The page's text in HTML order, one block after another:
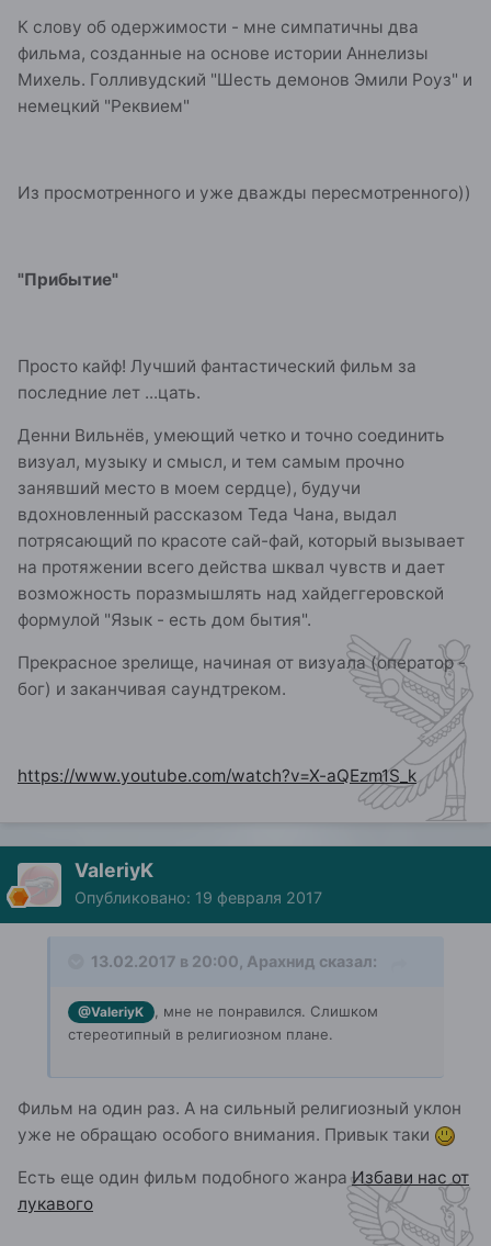
К слову об одержимости - мне симпатичны два
фильма, созданные на основе истории Аннелизы
Михель. Голливудский "Шесть демонов Эмили Роуз" и
немецкий "Реквием"
Из просмотренного и уже дважды пересмотренного))
"Прибытие"
Просто кайф! Лучший фантастический фильм за
последние лет ...цать.
Денни Вильнёв, умеющий четко и точно соединить
визуал, музыку и смысл, и тем самым прочно
занявший место в моем сердце), будучи
вдохновленный рассказом Теда Чана, выдал
потрясающий по красоте сай-фай, который вызывает
на протяжении всего действа шквал чувств и дает
возможность поразмышлять над хайдеггеровской
формулой "Язык - есть дом бытия".
Прекрасное зрелище, начиная от визуала (оператор -
бог) и заканчивая саундтреком.
https://www.youtube.com/watch?v=X-aQEzm1S_k
ValeriyK
Опубликовано: 19 февраля 2017
13.02.2017 в 20:00, Арахнид сказал:
@ValeriyK
, мне не понравился. Слишком
стереотипный в религиозном плане.
Фильм на один раз. А на сильный религиозный уклон
уже не обращаю особого внимания. Привык таки
Есть еще один фильм подобного жанраИзбави нас от
лукавого